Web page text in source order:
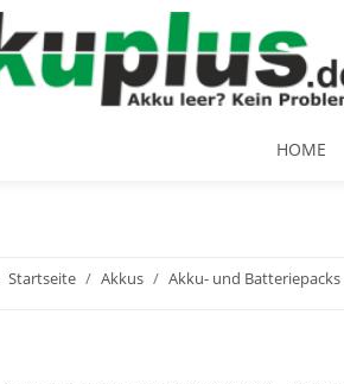
HOME
Startseite Akkus Akku- und Batteriepacks